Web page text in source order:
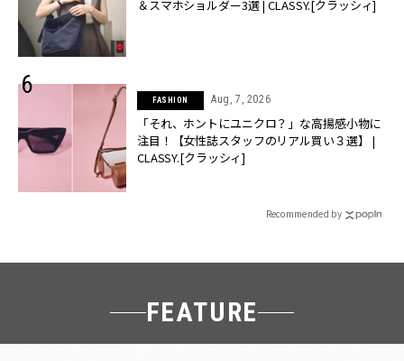
＆スマホショルダー3選 | CLASSY.[クラッシィ]
FASHION Aug, 7, 2026
「それ、ホントにユニクロ？」な高揚感小物に
注目！【女性誌スタッフのリアル買い３選】 |
CLASSY.[クラッシィ]
Recommended by
FEATURE